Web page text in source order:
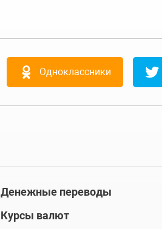
Одноклассники
Денежные переводы
Курсы валют